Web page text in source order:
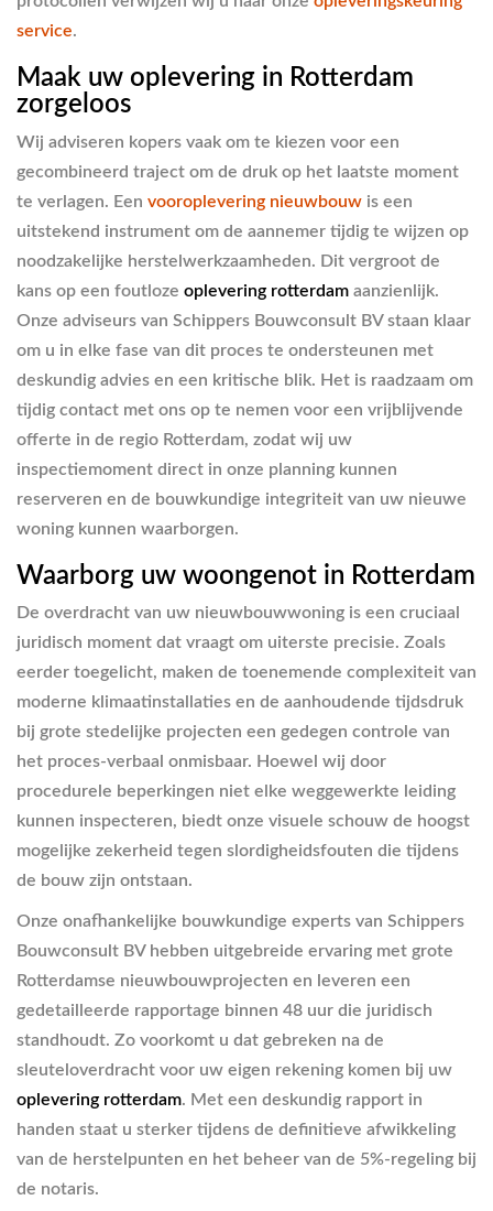
service.
Maak uw oplevering in Rotterdam
zorgeloos
Wij adviseren kopers vaak om te kiezen voor een
gecombineerd traject om de druk op het laatste moment
te verlagen. Een vooroplevering nieuwbouw is een
uitstekend instrument om de aannemer tijdig te wijzen op
noodzakelijke herstelwerkzaamheden. Dit vergroot de
kans op een foutloze oplevering rotterdam aanzienlijk.
Onze adviseurs van Schippers Bouwconsult BV staan klaar
om u in elke fase van dit proces te ondersteunen met
deskundig advies en een kritische blik. Het is raadzaam om
tijdig contact met ons op te nemen voor een vrijblijvende
offerte in de regio Rotterdam, zodat wij uw
inspectiemoment direct in onze planning kunnen
reserveren en de bouwkundige integriteit van uw nieuwe
woning kunnen waarborgen.
Waarborg uw woongenot in Rotterdam
De overdracht van uw nieuwbouwwoning is een cruciaal
juridisch moment dat vraagt om uiterste precisie. Zoals
eerder toegelicht, maken de toenemende complexiteit van
moderne klimaatinstallaties en de aanhoudende tijdsdruk
bij grote stedelijke projecten een gedegen controle van
het proces-verbaal onmisbaar. Hoewel wij door
procedurele beperkingen niet elke weggewerkte leiding
kunnen inspecteren, biedt onze visuele schouw de hoogst
mogelijke zekerheid tegen slordigheidsfouten die tijdens
de bouw zijn ontstaan.
Onze onafhankelijke bouwkundige experts van Schippers
Bouwconsult BV hebben uitgebreide ervaring met grote
Rotterdamse nieuwbouwprojecten en leveren een
gedetailleerde rapportage binnen 48 uur die juridisch
standhoudt. Zo voorkomt u dat gebreken na de
sleuteloverdracht voor uw eigen rekening komen bij uw
oplevering rotterdam. Met een deskundig rapport in
handen staat u sterker tijdens de definitieve afwikkeling
van de herstelpunten en het beheer van de 5%-regeling bij
de notaris.